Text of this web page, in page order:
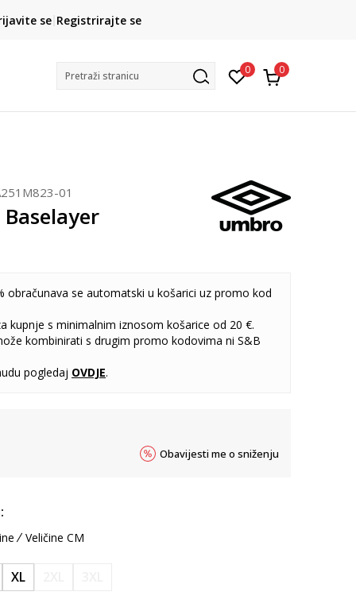
CLICK& COLLECT
besplatno preuzimanje u trgovini
se Registrirajte se
Pretraži stranicu 0 0
01
obračunava se automatski u košarici uz promo kod
kupnje s minimalnim iznosom košarice od 20 €.
kombinirati s drugim promo kodovima ni S&B
pogledaj OVDJE.
Obavijesti me o sniženju
Veličine CM
XL